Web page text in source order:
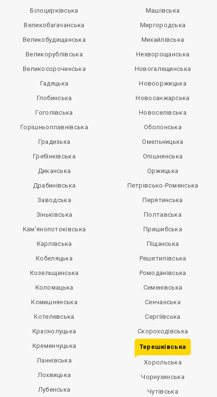
Білоцерківська
Великобагачанська
Великобудищанська
Великорублівська
Великосорочинська
Гадяцька
Глобинська
Гоголівська
Горішньоплавнівська
Градизька
Гребінківська
Диканська
Драбинівська
Заводська
Зіньківська
Кам’янопотоківська
Карлівська
Кобеляцька
Козельщинська
Коломацька
Комишнянська
Котелевська
Краснолуцька
Кременчуцька
Ланнівська
Лохвицька
Лубенська
Машівська
Миргородська
Михайлівська
Нехворощанська
Новогалещинська
Новооржицька
Новосанжарська
Новоселівська
Оболонська
Омельницька
Опішнянська
Оржицька
Петрівсько-Роменська
Пирятинська
Полтавська
Пришибська
Піщанська
Решетилівська
Ромоданівська
Семенівська
Сенчанська
Сергіївська
Скороходівська
Терешківська
Хорольська
Чорнухинська
Чутівська